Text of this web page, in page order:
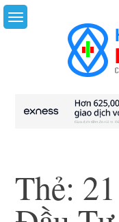
Skip
to
Thẻ: